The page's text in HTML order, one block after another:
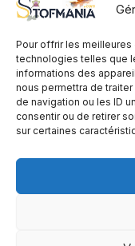
Pour offrir les
technologies telles que
informations des
nous permettra de
de navigation ou les ID
consentir ou de retirer
sur certaines